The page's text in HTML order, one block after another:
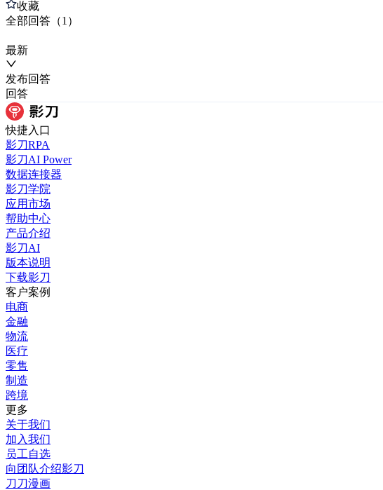
收藏
全部回答 （1 ）
最新
发布回答
回答
快捷入口
影刀RPA
影刀AI Power
数据连接器
影刀学院
应用市场
帮助中心
产品介绍
影刀AI
版本说明
下载影刀
客户案例
电商
金融
物流
医疗
零售
制造
跨境
更多
关于我们
加入我们
员工自选
向团队介绍影刀
刀刀漫画